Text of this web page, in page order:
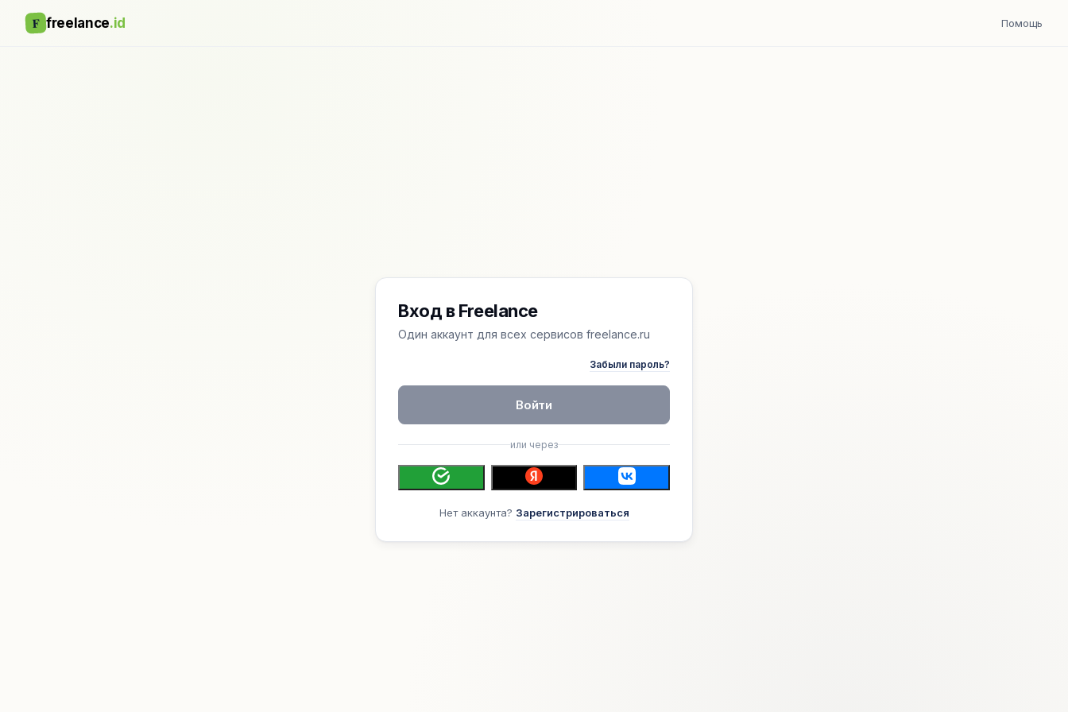
F freelance.id Помощь
Вход в Freelance
Один аккаунт для всех сервисов freelance.ru
Забыли пароль?
Войти
или через
Нет аккаунта? Зарегистрироваться